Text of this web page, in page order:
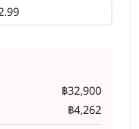
฿32,900
฿4,262